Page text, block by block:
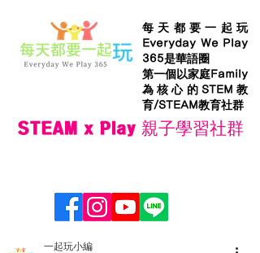
每天都要一起玩
Everyday We Play
365是華語圈
第一個以家庭Family
為核心的STEM教
育/STEAM教育社群
STEAM x Play 親子學習社群
一起玩小編